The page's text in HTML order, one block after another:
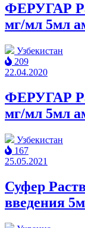
ФЕРУГАР
мг/мл 5мл
Узбекистан
209
22.04.2020
ФЕРУГАР
мг/мл 5мл
Узбекистан
167
25.05.2021
Суфер
введения